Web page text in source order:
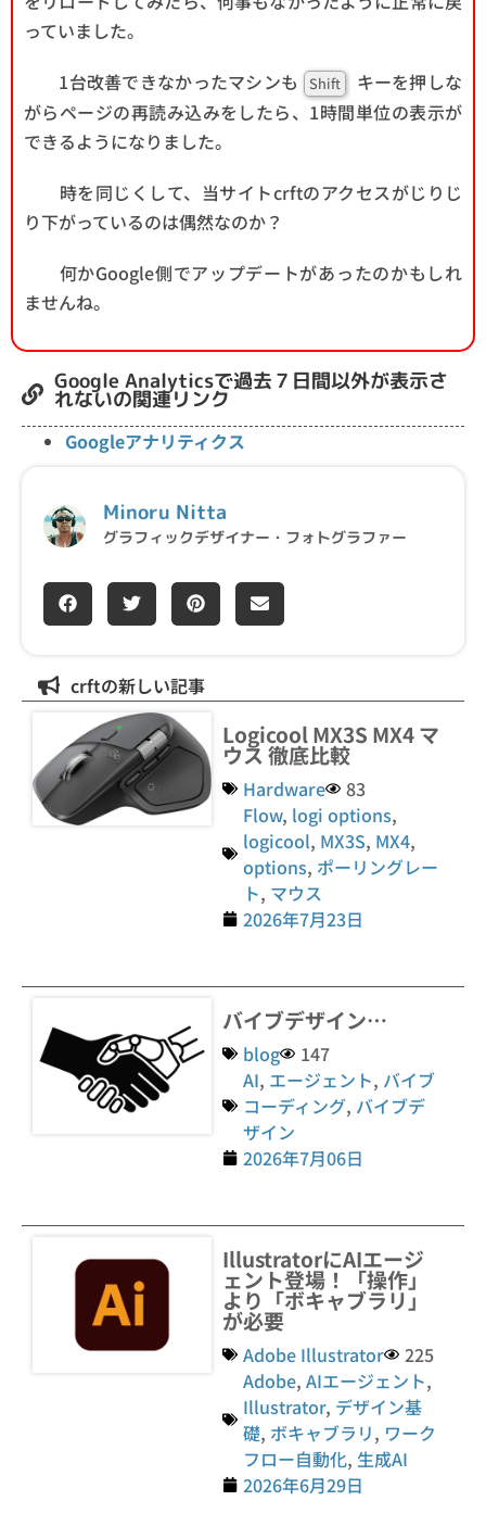
っていました。
1台改善できなかったマシンも
Shift
キーを押しな
がらページの再読み込みをしたら、1時間単位の表示が
できるようになりました。
時を同じくして、当サイトcrftのアクセスがじりじ
り下がっているのは偶然なのか？
何かGoogle側でアップデートがあったのかもしれ
ませんね。
Google Analyticsで過去７日間以外が表示さ
れないの関連リンク
Googleアナリティクス
Minoru Nitta
グラフィックデザイナー・フォトグラファー
crftの新しい記事
Logicool MX3S MX4 マ
ウス 徹底比較
Hardware
83
Flow, logi options,
logicool, MX3S, MX4,
options, ポーリングレー
ト, マウス
2026年7月23日
バイブデザイン…
blog
147
AI, エージェント, バイブ
コーディング, バイブデ
ザイン
2026年7月06日
IllustratorにAIエージ
ェント登場！「操作」
より「ボキャブラリ」
が必要
Adobe Illustrator
225
Adobe,AIエージェント,
Illustrator, デザイン基
礎, ボキャブラリ, ワーク
フロー自動化, 生成AI
2026年6月29日